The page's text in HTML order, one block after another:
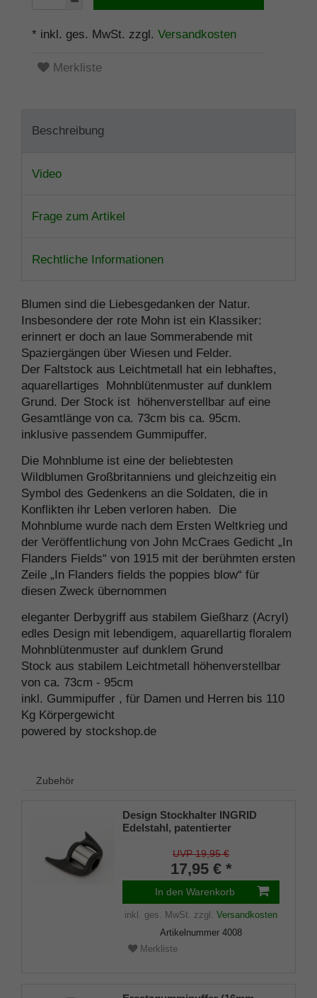
* inkl. ges. MwSt. zzgl. Versandkosten
Merkliste
Beschreibung
Video
Frage zum Artikel
Rechtliche Informationen
Blumen sind die Liebesgedanken der Natur.
Insbesondere der rote Mohn ist ein Klassiker:
erinnert er doch an laue Sommerabende mit
Spaziergängen über Wiesen und Felder.
Der Faltstock aus Leichtmetall hat ein lebhaftes,
aquarellartiges Mohnblütenmuster auf dunklem
Grund. Der Stock ist höhenverstellbar auf eine
Gesamtlänge von ca. 73cm bis ca. 95cm.
inklusive passendem Gummipuffer.
Die Mohnblume ist eine der beliebtesten
Wildblumen Großbritanniens und gleichzeitig ein
Symbol des Gedenkens an die Soldaten, die in
Konflikten ihr Leben verloren haben. Die
Mohnblume wurde nach dem Ersten Weltkrieg und
der Veröffentlichung von John McCraes Gedicht „In
Flanders Fields“ von 1915 mit der berühmten ersten
Zeile „In Flanders fields the poppies blow“ für
diesen Zweck übernommen
eleganter Derbygriff aus stabilem Gießharz (Acryl)
edles Design mit lebendigem, aquarellartig floralem
Mohnblütenmuster auf dunklem Grund
Stock aus stabilem Leichtmetall höhenverstellbar
von ca. 73cm - 95cm
inkl. Gummipuffer , für Damen und Herren bis 110
Kg Körpergewicht
powered by stockshop.de
Zubehör
Design Stockhalter INGRID
Edelstahl, patentierter
(18 - 22mm), Weichgummi
UVP 19,95 €
17,95 € *
In den Warenkorb
inkl. ges. MwSt. zzgl. Versandkosten
Artikelnummer 4008
Merkliste